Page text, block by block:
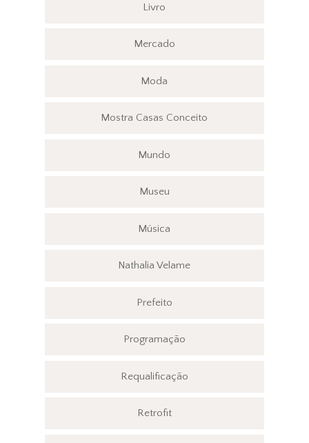
Livro
Mercado
Moda
Mostra Casas Conceito
Mundo
Museu
Música
Nathalia Velame
Prefeito
Programação
Requalificação
Retrofit